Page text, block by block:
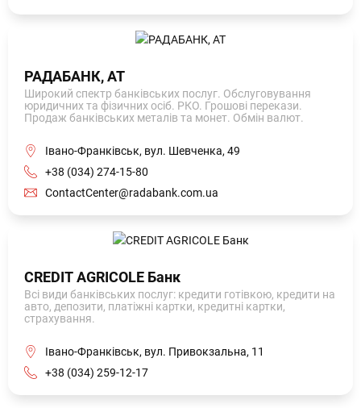
РАДАБАНК, АТ
Широкий спектр банківських послуг. Обслуговування
юридичних та фізичних осіб. РКО. Грошові перекази.
Продаж банківських металів та монет. Обмін валют.
Івано-Франківськ, вул. Шевченка, 49
+38 (034) 274-15-80
ContactCenter@radabank.com.ua
CREDIT AGRICOLE Банк
Всі види банківських послуг: кредити готівкою, кредити на
авто, депозити, платіжні картки, кредитні картки,
страхування.
Івано-Франківськ, вул. Привокзальна, 11
+38 (034) 259-12-17